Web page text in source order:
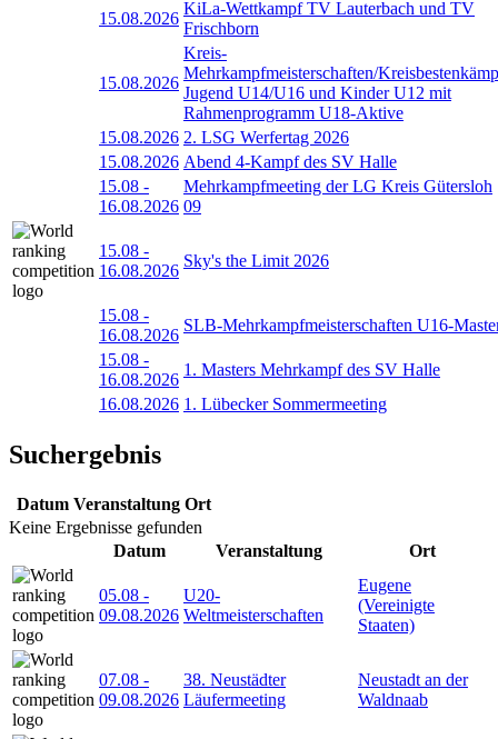
15.08.2026
KiLa-Wettkampf TV Lauterbach und TV
Frischborn
15.08.2026
Kreis-
Mehrkampfmeisterschaften/
Jugend U14/U16 und Kinder U12 mit
Rahmenprogramm U18-Aktive
15.08.2026 2. LSG Werfertag 2026
15.08.2026 Abend 4-Kampf des SV Halle
15.08 -
16.08.2026
Mehrkampfmeeting der LG Kreis Gütersloh
09
15.08 -
16.08.2026
Sky's the Limit 2026
15.08 -
16.08.2026
SLB-Mehrkampfmeisterschaften U16-
15.08 -
16.08.2026
1. Masters Mehrkampf des SV Halle
16.08.2026 1. Lübecker Sommermeeting
Suchergebnis
Datum Veranstaltung Ort
Keine Ergebnisse gefunden
Datum
Veranstaltung Ort
05.08 -
09.08.2026
U20-
Weltmeisterschaften
Eugene
(Vereinigte
Staaten)
07.08 -
09.08.2026
38. Neustädter
Läufermeeting
Neustadt an der
Waldnaab